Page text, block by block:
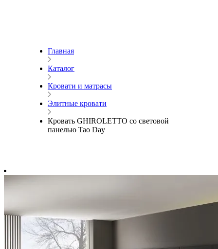
Главная
Каталог
Кровати и матрасы
Элитные кровати
Кровать GHIROLETTO со световой
панелью Tao Day